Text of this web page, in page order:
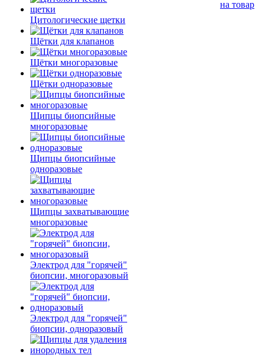
Цитологические щетки
Щётки для клапанов
Щётки многоразовые
Щётки одноразовые
Щипцы биопсийные
многоразовые
Щипцы биопсийные
одноразовые
Щипцы захватывающие
многоразовые
Электрод для "горячей"
биопсии, многоразовый
Электрод для "горячей"
биопсии, одноразовый
на товар